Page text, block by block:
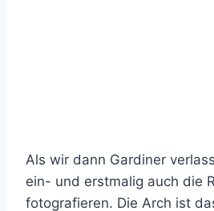
Als wir dann Gardiner
ein- und erstmalig auch die
fotografieren. Die Arch ist